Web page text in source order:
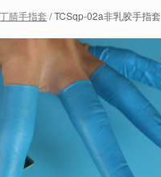
丁腈手指套 / TCSqp-02a非乳胶手指套